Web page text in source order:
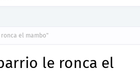
el mambo"
le ronca el